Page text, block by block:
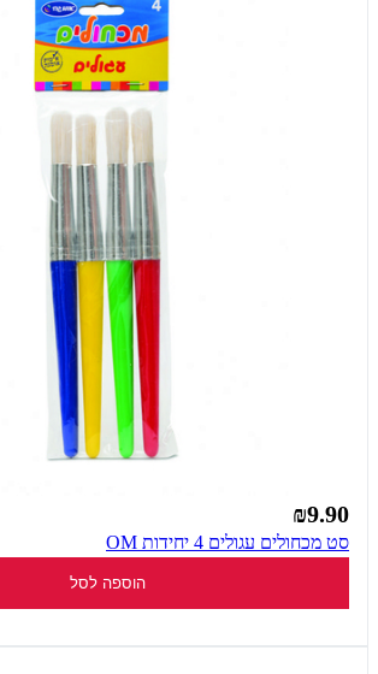
₪9.90
סט מכחולים עגולים 4 יחידות OM
הוספה לסל